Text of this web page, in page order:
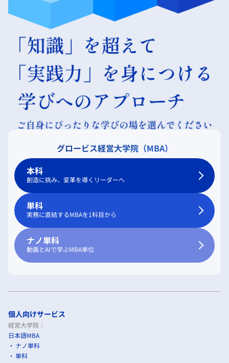
グロービス経営大学院（MBA）
本科
創造に挑み、変革を導くリーダーへ
単科
実務に直結するMBAを1科目から
ナノ単科
動画とAIで学ぶMBA単位
個人向けサービス
経営大学院：
日本語MBA
ナノ単科
単科